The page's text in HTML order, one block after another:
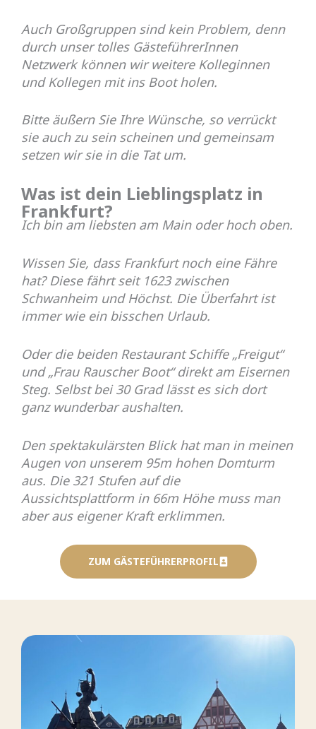
Auch Großgruppen sind kein Problem, denn
durch unser tolles GästeführerInnen
Netzwerk können wir weitere Kolleginnen
und Kollegen mit ins Boot holen.
Bitte äußern Sie Ihre Wünsche, so verrückt
sie auch zu sein scheinen und gemeinsam
setzen wir sie in die Tat um.
Was ist dein Lieblingsplatz in
Frankfurt?
Ich bin am liebsten am Main oder hoch oben.
Wissen Sie, dass Frankfurt noch eine Fähre
hat? Diese fährt seit 1623 zwischen
Schwanheim und Höchst. Die Überfahrt ist
immer wie ein bisschen Urlaub.
Oder die beiden Restaurant Schiffe „Freigut“
und „Frau Rauscher Boot“ direkt am Eisernen
Steg. Selbst bei 30 Grad lässt es sich dort
ganz wunderbar aushalten.
Den spektakulärsten Blick hat man in meinen
Augen von unserem 95m hohen Domturm
aus. Die 321 Stufen auf die
Aussichtsplattform in 66m Höhe muss man
aber aus eigener Kraft erklimmen.
ZUM GÄSTEFÜHRERPROFIL